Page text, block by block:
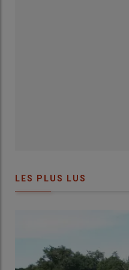
douleurs
LES PLUS LUS